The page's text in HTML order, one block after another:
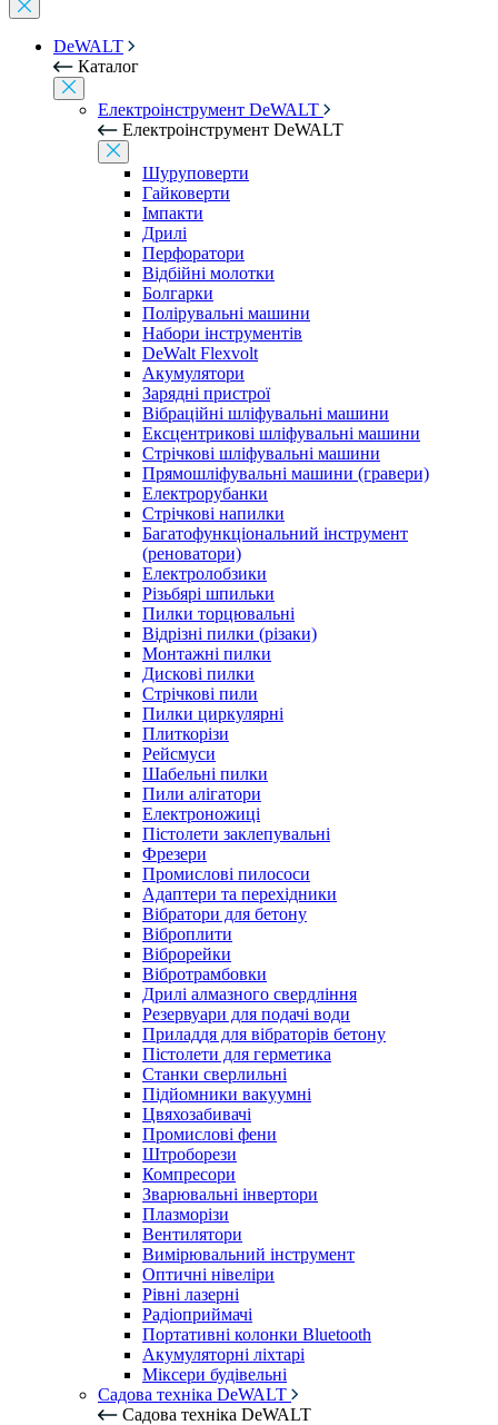
DeWALT
Каталог
Електроінструмент DeWALT
Електроінструмент DeWALT
Шуруповерти
Гайковерти
Імпакти
Дрилі
Перфоратори
Відбійні молотки
Болгарки
Полірувальні машини
Набори інструментів
DeWalt Flexvolt
Акумулятори
Зарядні пристрої
Вібраційні шліфувальні машини
Ексцентрикові шліфувальні машини
Стрічкові шліфувальні машини
Прямошліфувальні машини (гравери)
Електрорубанки
Стрічкові напилки
Багатофункціональний інструмент
(реноватори)
Електролобзики
Різьбярі шпильки
Пилки торцювальні
Відрізні пилки (різаки)
Монтажні пилки
Дискові пилки
Стрічкові пили
Пилки циркулярні
Плиткорізи
Рейсмуси
Шабельні пилки
Пили алігатори
Електроножиці
Пістолети заклепувальні
Фрезери
Промислові пилососи
Адаптери та перехідники
Вібратори для бетону
Віброплити
Віброрейки
Вібротрамбовки
Дрилі алмазного свердління
Резервуари для подачі води
Приладдя для вібраторів бетону
Пістолети для герметика
Станки сверлильні
Підйомники вакуумні
Цвяхозабивачі
Промислові фени
Штроборези
Компресори
Зварювальні інвертори
Плазморізи
Вентилятори
Вимірювальний інструмент
Оптичні нівеліри
Рівні лазерні
Радіоприймачі
Портативні колонки Bluetooth
Акумуляторні ліхтарі
Міксери будівельні
Садова техніка DeWALT
Садова техніка DeWALT